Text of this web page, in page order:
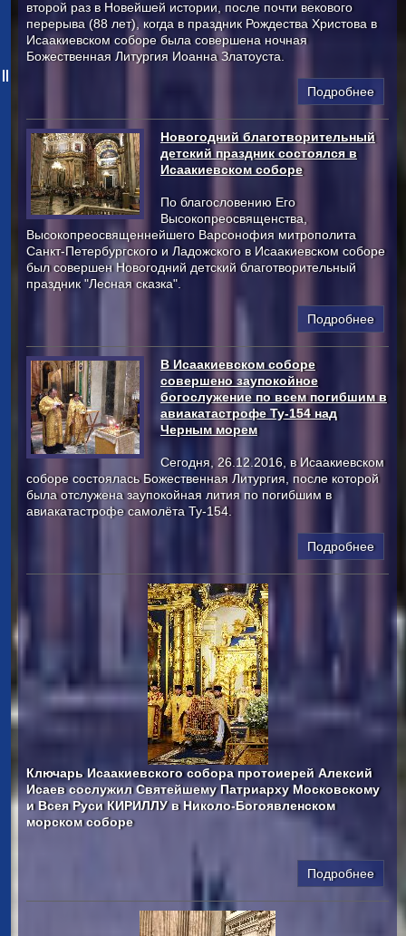
второй раз в Новейшей истории, после почти векового
перерыва (88 лет), когда в праздник Рождества Христова в
Исаакиевском соборе была совершена ночная
Божественная Литургия Иоанна Златоуста.
Подробнее
Новогодний благотворительный
детский праздник состоялся в
Исаакиевском соборе
По благословению Его
Высокопреосвященства,
Высокопреосвященнейшего Варсонофия митрополита
Санкт-Петербургского и Ладожского в Исаакиевском соборе
был совершен Новогодний детский благотворительный
праздник "Лесная сказка".
Подробнее
В Исаакиевском соборе
совершено заупокойное
богослужение по всем погибшим в
авиакатастрофе Ту-154 над
Черным морем
Сегодня, 26.12.2016, в Исаакиевском
соборе состоялась Божественная Литургия, после которой
была отслужена заупокойная лития по погибшим в
авиакатастрофе самолёта Ту-154.
Подробнее
Ключарь Исаакиевского собора протоиерей Алексий
Исаев сослужил Святейшему Патриарху Московскому
и Всея Руси КИРИЛЛУ в Николо-Богоявленском
морском соборе
Подробнее